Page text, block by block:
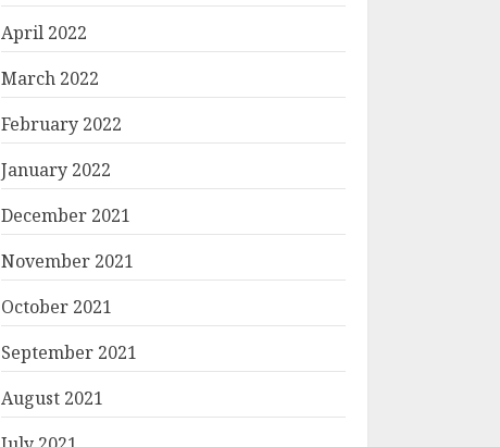
April 2022
March 2022
February 2022
January 2022
December 2021
November 2021
October 2021
September 2021
August 2021